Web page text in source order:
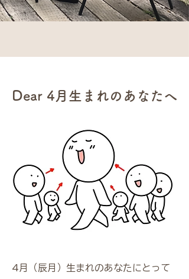
Dear 4月生まれのあなたへ
4月（辰月）生まれのあなたにとって